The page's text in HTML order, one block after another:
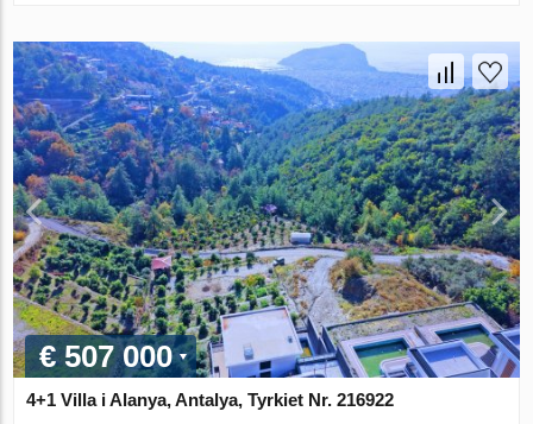
€ 507 000
4+1 Villa i Alanya, Antalya, Tyrkiet Nr. 216922